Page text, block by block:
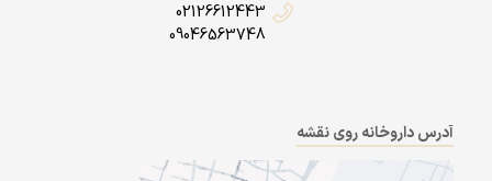
02126612443
09046563748
آدرس داروخانه روی نقشه